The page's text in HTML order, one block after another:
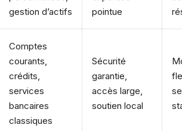
gestion d’actifs
pointue
Comptes
courants,
crédits,
services
bancaires
classiques
Sécurité
garantie,
accès large,
soutien local